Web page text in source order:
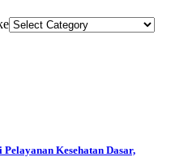
Kesehatan Dasar,